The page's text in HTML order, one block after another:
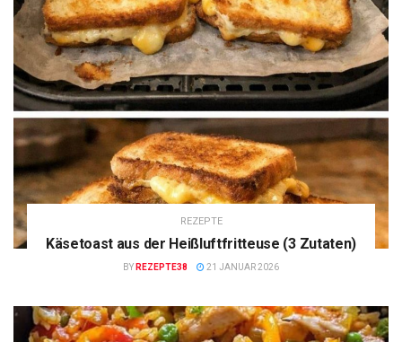
REZEPTE
Käsetoast aus der Heißluftfritteuse (3 Zutaten)
BY REZEPTE38 21 JANUAR 2026